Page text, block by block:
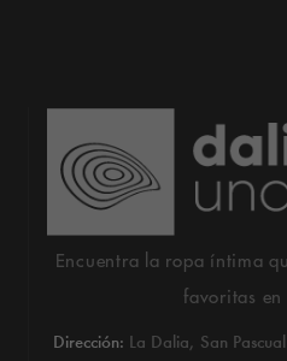
Encuentra la ropa íntima
favoritas en
Dirección: La Dalia, San